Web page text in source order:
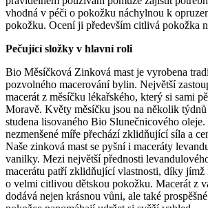
vhodná v péči o pokožku náchylnou k
pokožku. Ocení ji především citlivá pokožka
Pečující složky v hlavní roli
Bio Měsíčková Zinková mast je vyrobena
pozvolného macerování bylin. Největší
macerát z měsíčku lékařského, který si sami
Moravě. Květy měsíčku jsou na několik týdnů
studena lisovaného Bio Slunečnicového
nezmenšené míře přechází zklidňující síla a
Naše zinková mast se pyšní i maceráty
vanilky. Mezi největší přednosti
macerátu patří zklidňující vlastnosti, díky jímž
o velmi citlivou dětskou pokožku. Macerát z
dodává nejen krásnou vůni, ale také